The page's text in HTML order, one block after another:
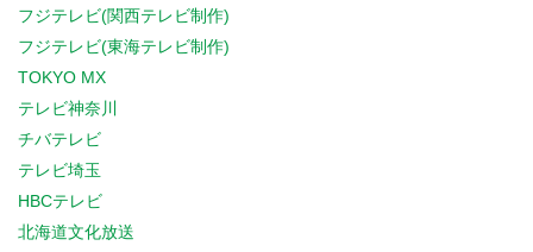
フジテレビ(関西テレビ制作)
フジテレビ(東海テレビ制作)
TOKYO MX
テレビ神奈川
チバテレビ
テレビ埼玉
HBCテレビ
北海道文化放送